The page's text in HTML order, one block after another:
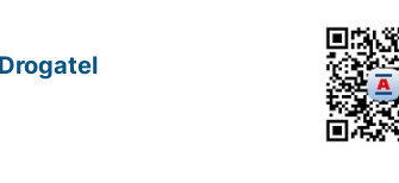
pesando 10,5 kg ou menos), a dose
mais de 10,5 kg), a dose